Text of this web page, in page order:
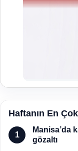
Haftanın En
1
Manisa’da
gözaltı